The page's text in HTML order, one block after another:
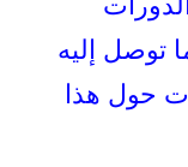
توصل إليه
حول هذا